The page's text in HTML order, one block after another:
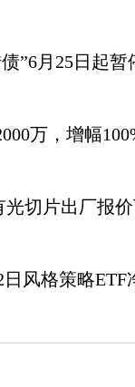
”6月25日起
万，增幅
光切片出厂报
风格策略ETF